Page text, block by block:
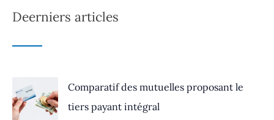
Deerniers articles
Comparatif des mutuelles proposant le
tiers payant intégral